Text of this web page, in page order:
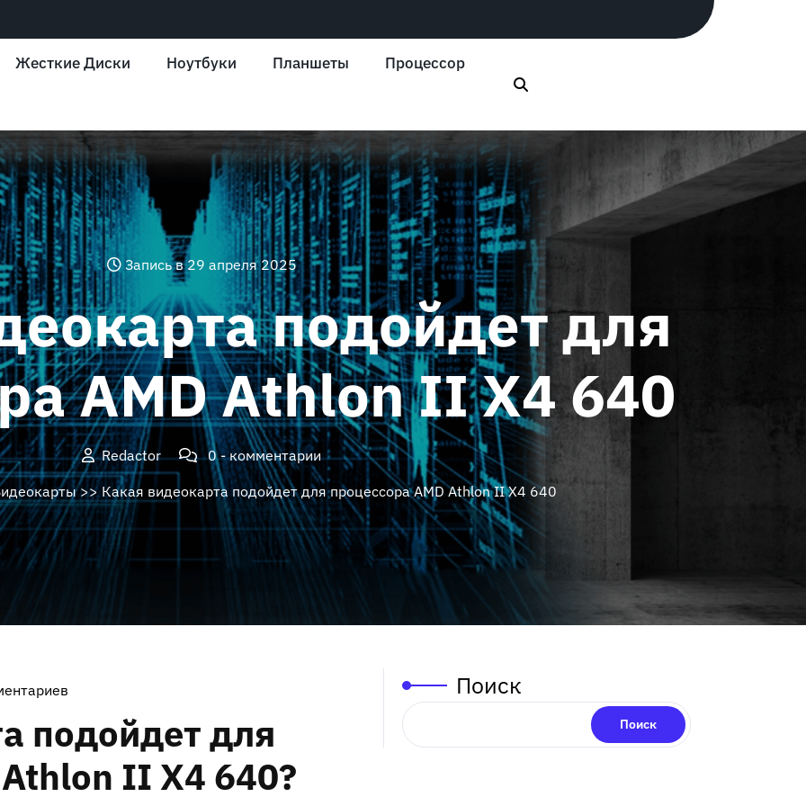
Жесткие Диски Ноутбуки Планшеты Процессор
Запись в 29 апреля 2025
подойдет для
AMD Athlon II X4 640
Redactor
0 - комментарии
>> Какая видеокарта подойдет для процессора AMD Athlon II X4 640
подойдет для
II X4 640?
Поиск
Поиск